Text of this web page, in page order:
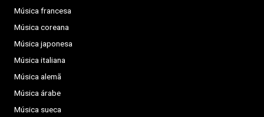
Música francesa
Música coreana
Música japonesa
Música italiana
Música alemã
Música árabe
Música sueca